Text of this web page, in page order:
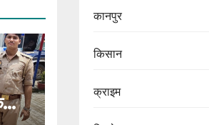
कानपुर
किसान
क्राइम